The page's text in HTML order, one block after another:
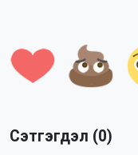
Сэтгэгдэл (0)